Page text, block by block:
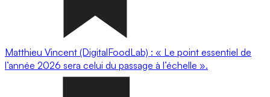
Matthieu Vincent (DigitalFoodLab) : « Le point essentiel de
l’année 2026 sera celui du passage à l’échelle ».